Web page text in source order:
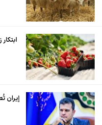
إيران تُصدّر